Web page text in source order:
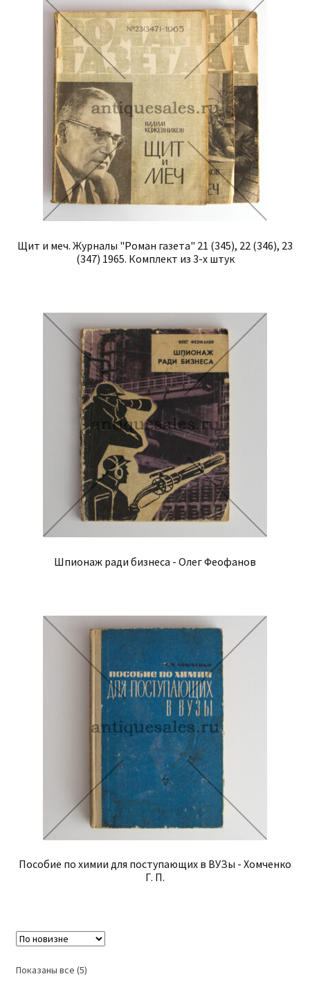
Щит и меч. Журналы "Роман газета" 21 (345), 22 (346), 23
(347) 1965. Комплект из 3-х штук
Шпионаж ради бизнеса - Олег Феофанов
Пособие по химии для поступающих в ВУЗы - Хомченко
Г. П.
Показаны все (5)Сортировка: